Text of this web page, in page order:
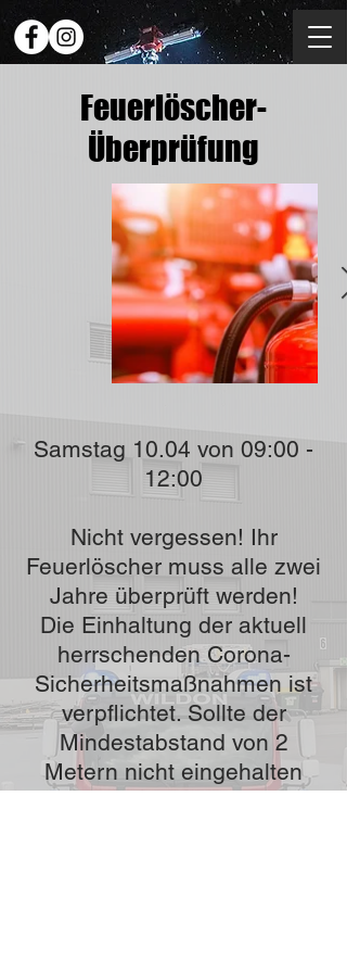
Feuerlöscher-
Überprüfung
Samstag 10.04 von 09:00 -
12:00
Nicht vergessen! Ihr
Feuerlöscher muss alle zwei
Jahre überprüft werden!
Die Einhaltung der aktuell
herrschenden Corona-
Sicherheitsmaßnahmen ist
verpflichtet. Sollte der
Mindestabstand von 2
Metern nicht eingehalten